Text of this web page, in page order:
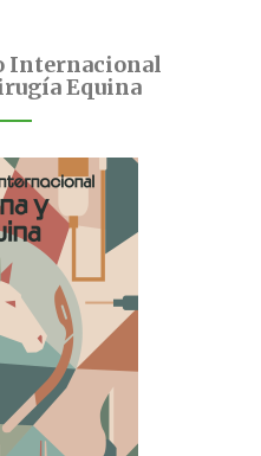
Internacional
Equina